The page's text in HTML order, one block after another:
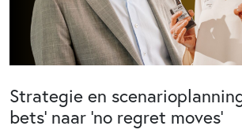
Strategie en
bets’ naar ‘no regret moves’